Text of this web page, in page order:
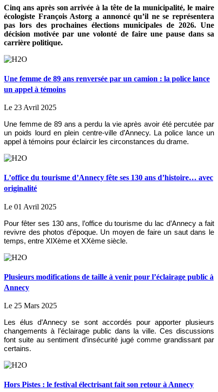
Cinq ans après son arrivée à la tête de la municipalité, le maire
écologiste François Astorg a annoncé qu’il ne se représentera
pas lors des prochaines élections municipales de 2026. Une
décision motivée par une volonté de faire une pause dans sa
carrière politique.
Une femme de 89 ans renversée par un camion : la police lance
un appel à témoins
Le 23 Avril 2025
Une femme de 89 ans a perdu la vie après avoir été percutée par
un poids lourd en plein centre-ville d’Annecy. La police lance un
appel à témoins pour éclaircir les circonstances du drame.
L’office du tourisme d’Annecy fête ses 130 ans d’histoire… avec
originalité
Le 01 Avril 2025
Pour fêter ses 130 ans, l’office du tourisme du lac d’Annecy a fait
revivre des photos d’époque. Un moyen de faire un saut dans le
temps, entre XIXème et XXème siècle.
Plusieurs modifications de taille à venir pour l’éclairage public à
Annecy
Le 25 Mars 2025
Les élus d’Annecy se sont accordés pour apporter plusieurs
changements à l’éclairage public dans la ville. Ces discussions
font suite au sentiment d’insécurité jugé comme grandissant par
certains.
Hors Pistes : le festival électrisant fait son retour à Annecy